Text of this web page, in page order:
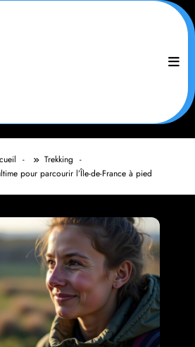
Trekking
pour parcourir l’Île-de-France à pied